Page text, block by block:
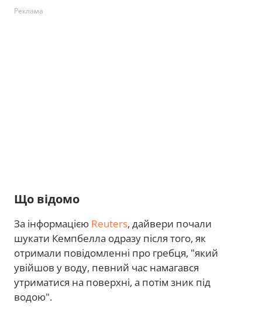
Реклама
Що відомо
За інформацією Reuters, дайвери почали
шукати Кемпбелла одразу після того, як
отримали повідомленні про гребця, "який
увійшов у воду, певний час намагався
утриматися на поверхні, а потім зник під
водою".